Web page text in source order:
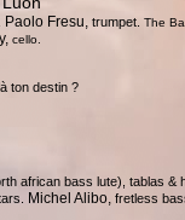
Paolo Fresu, trumpet. The
cello.
ton destin ?
african bass lute), tablas &
Michel Alibo, fretless